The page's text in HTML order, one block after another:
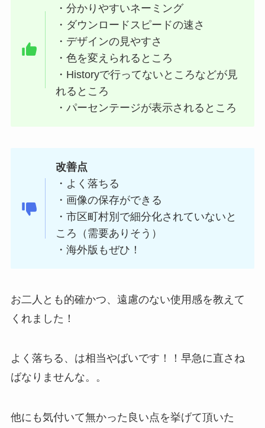
・分かりやすいネーミング
・ダウンロードスピードの速さ
・デザインの見やすさ
・色を変えられるところ
・Historyで行ってないところなどが見
れるところ
・パーセンテージが表示されるところ
改善点
・よく落ちる
・画像の保存ができる
・市区町村別で細分化されていないと
ころ（需要ありそう）
・海外版もぜひ！
お二人とも的確かつ、遠慮のない使用感を教えて
くれました！
よく落ちる、は相当やばいです！！早急に直さね
ばなりませんな。。
他にも気付いて無かった良い点を挙げて頂いた